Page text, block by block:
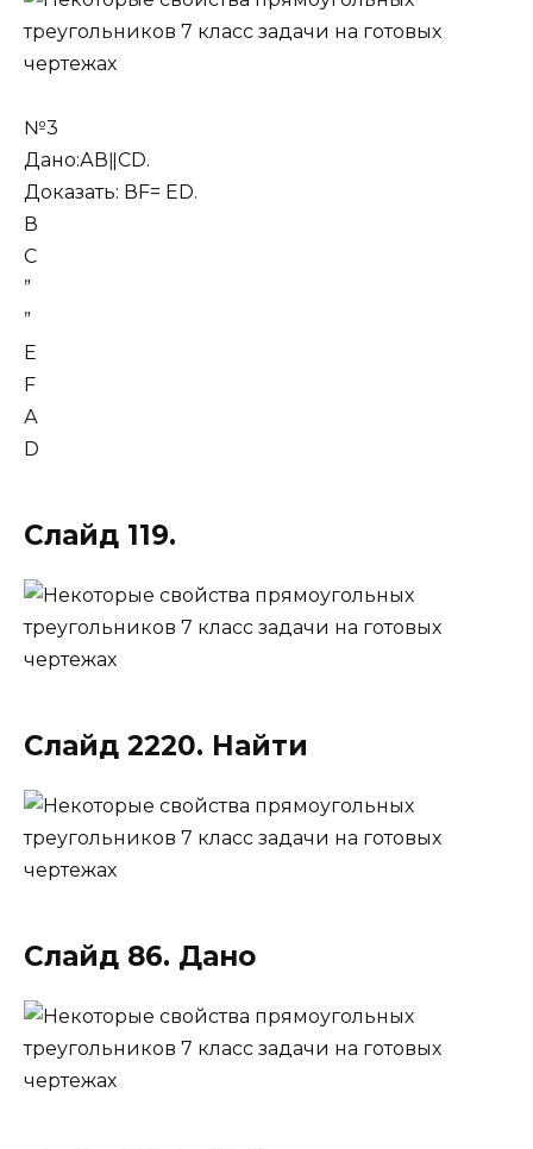
№3
Дано:АВǁСD.
Доказать: ВF= ЕD.
В
С
”
”
Е
F
А
D
Слайд 119.
Слайд 2220. Найти
Слайд 86. Дано